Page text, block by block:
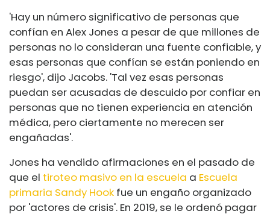
'Hay un número significativo de personas que
confían en Alex Jones a pesar de que millones de
personas no lo consideran una fuente confiable, y
esas personas que confían se están poniendo en
riesgo', dijo Jacobs. 'Tal vez esas personas
puedan ser acusadas de descuido por confiar en
personas que no tienen experiencia en atención
médica, pero ciertamente no merecen ser
engañadas'.
Jones ha vendido afirmaciones en el pasado de
que el tiroteo masivo en la escuela a Escuela
primaria Sandy Hook fue un engaño organizado
por 'actores de crisis'. En 2019, se le ordenó pagar